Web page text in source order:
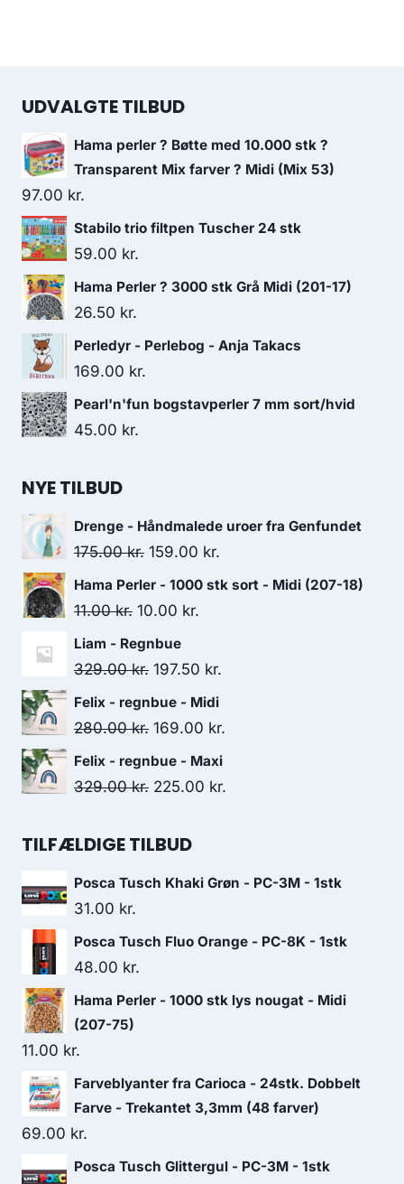
UDVALGTE TILBUD
Hama perler ? Bøtte med 10.000 stk ?
Transparent Mix farver ? Midi (Mix 53)
97.00 kr.
Stabilo trio filtpen Tuscher 24 stk
59.00 kr.
Hama Perler ? 3000 stk Grå Midi (201-17)
26.50 kr.
Perledyr - Perlebog - Anja Takacs
169.00 kr.
Pearl'n'fun bogstavperler 7 mm sort/hvid
45.00 kr.
NYE TILBUD
Drenge - Håndmalede uroer fra Genfundet
175.00kr. 159.00 kr.
Hama Perler - 1000 stk sort - Midi (207-18)
11.00kr. 10.00 kr.
Liam - Regnbue
329.00kr. 197.50 kr.
Felix - regnbue - Midi
280.00kr. 169.00 kr.
Felix - regnbue - Maxi
329.00kr. 225.00 kr.
TILFÆLDIGE TILBUD
Posca Tusch Khaki Grøn - PC-3M - 1stk
31.00 kr.
Posca Tusch Fluo Orange - PC-8K - 1stk
48.00 kr.
Hama Perler - 1000 stk lys nougat - Midi
(207-75)
11.00 kr.
Farveblyanter fra Carioca - 24stk. Dobbelt
Farve - Trekantet 3,3mm (48 farver)
69.00 kr.
Posca Tusch Glittergul - PC-3M - 1stk